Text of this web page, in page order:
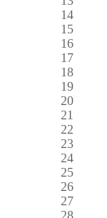
14
15
16
17
18
19
20
21
22
23
24
25
26
27
28